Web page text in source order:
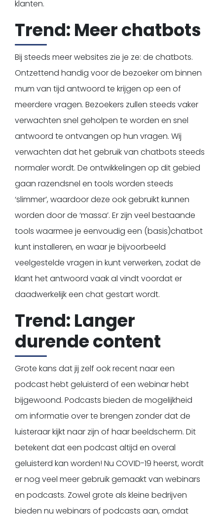
klanten.
Trend: Meer chatbots
Bij steeds meer websites zie je ze: de chatbots.
Ontzettend handig voor de bezoeker om binnen
mum van tijd antwoord te krijgen op een of
meerdere vragen. Bezoekers zullen steeds vaker
verwachten snel geholpen te worden en snel
antwoord te ontvangen op hun vragen. Wij
verwachten dat het gebruik van chatbots steeds
normaler wordt. De ontwikkelingen op dit gebied
gaan razendsnel en tools worden steeds
‘slimmer’, waardoor deze ook gebruikt kunnen
worden door de ‘massa’. Er zijn veel bestaande
tools waarmee je eenvoudig een (basis)chatbot
kunt installeren, en waar je bijvoorbeeld
veelgestelde vragen in kunt verwerken, zodat de
klant het antwoord vaak al vindt voordat er
daadwerkelijk een chat gestart wordt.
Trend: Langer
durende content
Grote kans dat jij zelf ook recent naar een
podcast hebt geluisterd of een webinar hebt
bijgewoond. Podcasts bieden de mogelijkheid
om informatie over te brengen zonder dat de
luisteraar kijkt naar zijn of haar beeldscherm. Dit
betekent dat een podcast altijd en overal
geluisterd kan worden! Nu COVID-19 heerst, wordt
er nog veel meer gebruik gemaakt van webinars
en podcasts. Zowel grote als kleine bedrijven
bieden nu webinars of podcasts aan, omdat